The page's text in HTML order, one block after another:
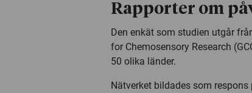
Rapporter om
Den enkät som studien utgår
for Chemosensory Research
50 olika länder.
Nätverket bildades som